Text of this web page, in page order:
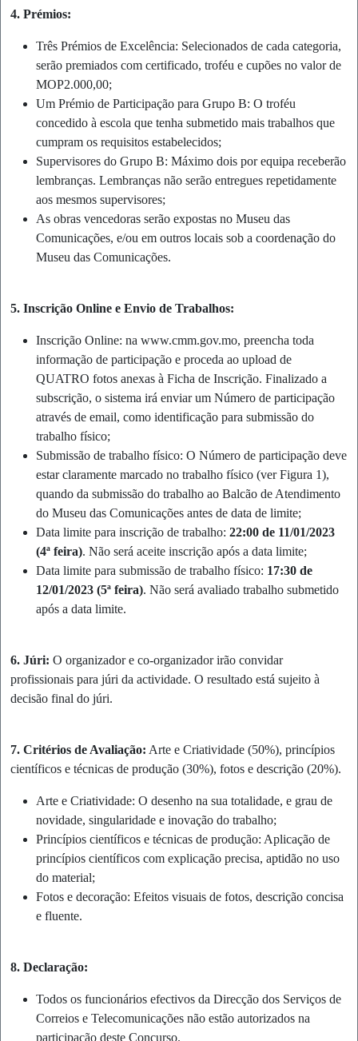
4. Prémios:
Três Prémios de Excelência: Selecionados de cada categoria,
serão premiados com certificado, troféu e cupões no valor de
MOP2.000,00;
Um Prémio de Participação para Grupo B: O troféu
concedido à escola que tenha submetido mais trabalhos que
cumpram os requisitos estabelecidos;
Supervisores do Grupo B: Máximo dois por equipa receberão
lembranças. Lembranças não serão entregues repetidamente
aos mesmos supervisores;
As obras vencedoras serão expostas no Museu das
Comunicações, e/ou em outros locais sob a coordenação do
Museu das Comunicações.
5. Inscrição Online e Envio de Trabalhos:
Inscrição Online: na www.cmm.gov.mo, preencha toda
informação de participação e proceda ao upload de
QUATRO fotos anexas à Ficha de Inscrição. Finalizado a
subscrição, o sistema irá enviar um Número de participação
através de email, como identificação para submissão do
trabalho físico;
Submissão de trabalho físico: O Número de participação deve
estar claramente marcado no trabalho físico (ver Figura 1),
quando da submissão do trabalho ao Balcão de Atendimento
do Museu das Comunicações antes de data de limite;
Data limite para inscrição de trabalho: 22:00 de 11/01/2023
(4ª feira). Não será aceite inscrição após a data limite;
Data limite para submissão de trabalho físico: 17:30 de
12/01/2023 (5ª feira). Não será avaliado trabalho submetido
após a data limite.
6. Júri: O organizador e co-organizador irão convidar
profissionais para júri da actividade. O resultado está sujeito à
decisão final do júri.
7. Critérios de Avaliação: Arte e Criatividade (50%), princípios
científicos e técnicas de produção (30%), fotos e descrição (20%).
Arte e Criatividade: O desenho na sua totalidade, e grau de
novidade, singularidade e inovação do trabalho;
Princípios científicos e técnicas de produção: Aplicação de
princípios científicos com explicação precisa, aptidão no uso
do material;
Fotos e decoração: Efeitos visuais de fotos, descrição concisa
e fluente.
8. Declaração:
Todos os funcionários efectivos da Direcção dos Serviços de
Correios e Telecomunicações não estão autorizados na
participação deste Concurso.